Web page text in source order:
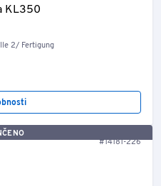
KL350
2/ Fertigung
#14181-226